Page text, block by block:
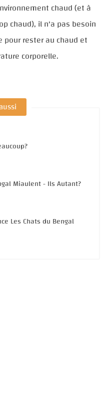
chaud (et à
chaud), il n'a pas besoin
rester au chaud et
corporelle.
Miaulent - Ils Autant?
Les Chats du Bengal